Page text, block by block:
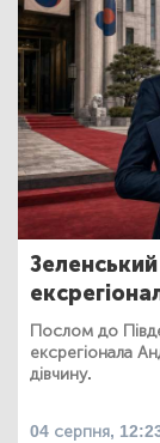
Послом до
ексрегіонала
дівчину.
04 серпня,